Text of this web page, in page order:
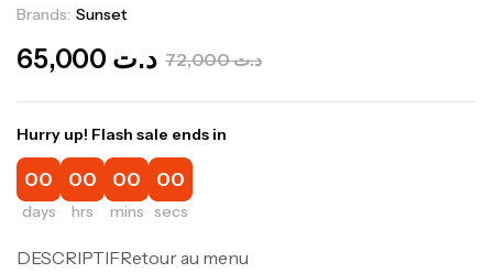
Brands: Sunset
د.ت72,000 د.ت
Hurry up! Flash sale ends in
00
days
00
hrs
00
mins
00
secs
DESCRIPTIFRetour au menu